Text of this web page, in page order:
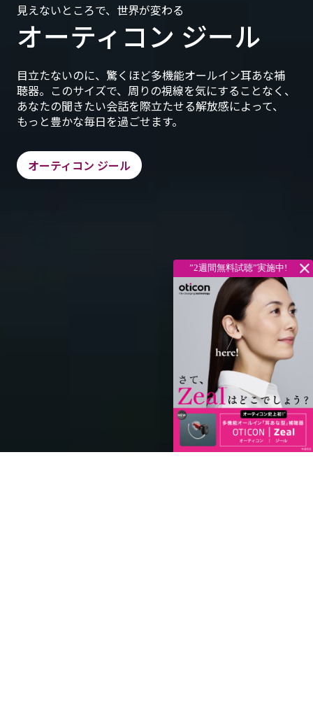
見えないところで、世界が変わる
オーティコン ジール
目立たないのに、驚くほど多機能オールイン耳あな補
聴器。このサイズで、周りの視線を気にすることなく、
あなたの聞きたい会話を際立たせる解放感によって、
もっと豊かな毎日を過ごせます。
オーティコン ジール